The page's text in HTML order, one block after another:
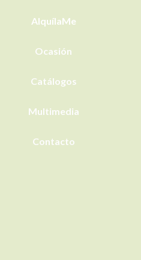
AlquílaMe
Ocasión
Catálogos
Multimedia
Contacto